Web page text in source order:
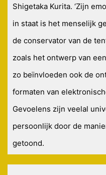
Shigetaka Kurita. ‘Zijn
in staat is het menselijk
de conservator van de
zoals het ontwerp van
zo beïnvloeden ook de
formaten van
Gevoelens zijn veelal
persoonlijk door de
getoond.